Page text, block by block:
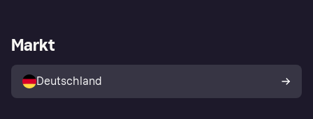
Klarna App
Shops entdecken
Käuferschutzrichtlinie
Dein Widerrufsrecht
Händlerportal
Markt
Deutschland